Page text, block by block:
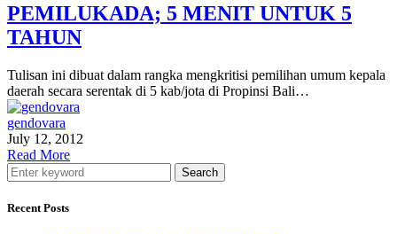
PEMILUKADA; 5 MENIT UNTUK 5
TAHUN
Tulisan ini dibuat dalam rangka mengkritisi pemilihan umum kepala
daerah secara serentak di 5 kab/jota di Propinsi Bali…
gendovara
July 12, 2012
Read More
Search
Recent Posts